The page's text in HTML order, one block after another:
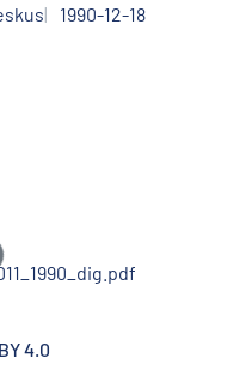
1990-12-18
4.0